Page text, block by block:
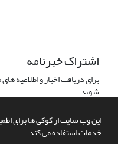
این وب سایت از کوکی ها برای
خدمات استفاده می کند.
اشتراک خبرنامه
برای دریافت اخبار و اطلاعیه
شوید.